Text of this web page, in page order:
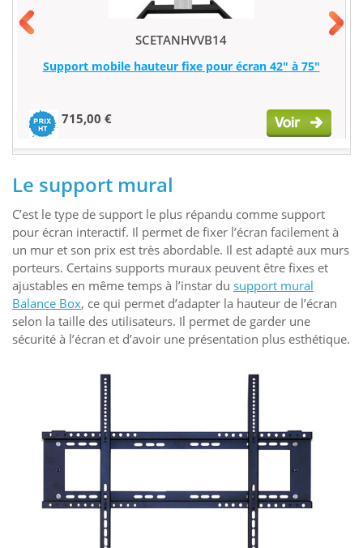
SCETANHVVB14
Support mobile hauteur fixe pour écran 42" à 75"
715,00 €
Le support mural
C’est le type de support le plus répandu comme support
pour écran interactif. Il permet de fixer l’écran facilement à
un mur et son prix est très abordable. Il est adapté aux murs
porteurs. Certains supports muraux peuvent être fixes et
ajustables en même temps à l’instar du support mural
Balance Box, ce qui permet d’adapter la hauteur de l’écran
selon la taille des utilisateurs. Il permet de garder une
sécurité à l’écran et d’avoir une présentation plus esthétique.